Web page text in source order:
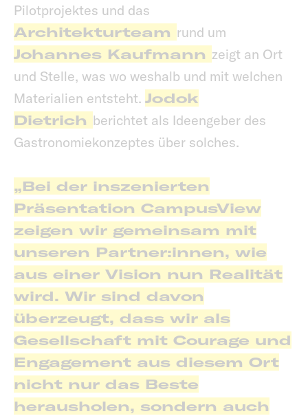
Pilotprojektes und das
Architekturteam rund um
Johannes Kaufmann zeigt an Ort
und Stelle, was wo weshalb und mit welchen
Materialien entsteht. Jodok
Dietrich berichtet als Ideengeber des
Gastronomiekonzeptes über solches.
„Bei der inszenierten
Präsentation CampusView
zeigen wir gemeinsam mit
unseren Partner:innen, wie
aus einer Vision nun Realität
wird. Wir sind davon
überzeugt, dass wir als
Gesellschaft mit Courage und
Engagement aus diesem Ort
nicht nur das Beste
herausholen, sondern auch